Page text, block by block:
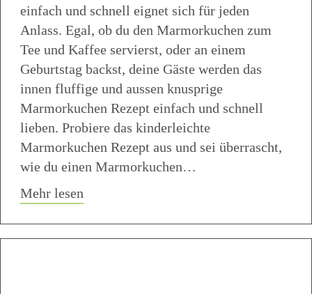
einfach und schnell eignet sich für jeden
Anlass. Egal, ob du den Marmorkuchen zum
Tee und Kaffee servierst, oder an einem
Geburtstag backst, deine Gäste werden das
innen fluffige und aussen knusprige
Marmorkuchen Rezept einfach und schnell
lieben. Probiere das kinderleichte
Marmorkuchen Rezept aus und sei überrascht,
wie du einen Marmorkuchen…
Mehr lesen